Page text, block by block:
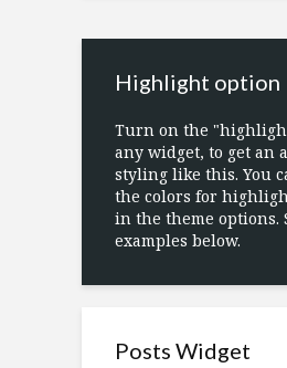
Highlight option
Turn on the
any widget, to get an
styling like this. You
the colors for
in the theme options.
examples below.
Posts Widget